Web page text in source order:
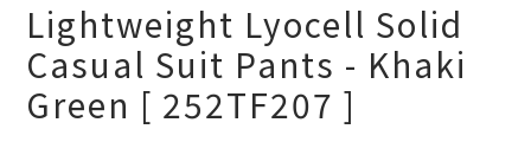
Lightweight Lyocell Solid
Casual Suit Pants - Khaki
Green [ 252TF207 ]